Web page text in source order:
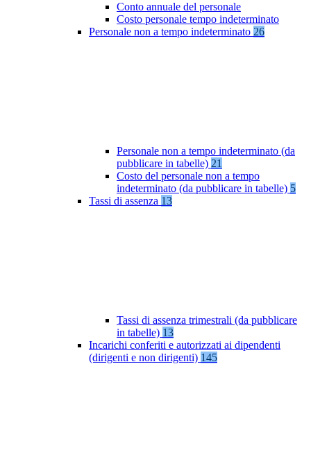
Conto annuale del personale
Costo personale tempo indeterminato
Personale non a tempo indeterminato 26
Personale non a tempo indeterminato (da
pubblicare in tabelle) 21
Costo del personale non a tempo
indeterminato (da pubblicare in tabelle) 5
Tassi di assenza 13
Tassi di assenza trimestrali (da pubblicare
in tabelle) 13
Incarichi conferiti e autorizzati ai dipendenti
(dirigenti e non dirigenti) 145